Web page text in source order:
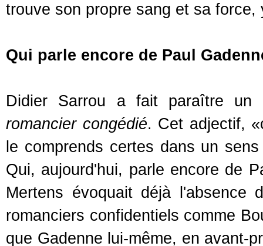
trouve son propre sang et sa
Qui parle encore de Paul
Didier Sarrou a fait paraître
romancier congédié. Cet adjectif,
le comprends certes dans un
Qui, aujourd'hui, parle encore de
Mertens évoquait déjà l'absence
romanciers confidentiels comme
que Gadenne lui-même, en avant-